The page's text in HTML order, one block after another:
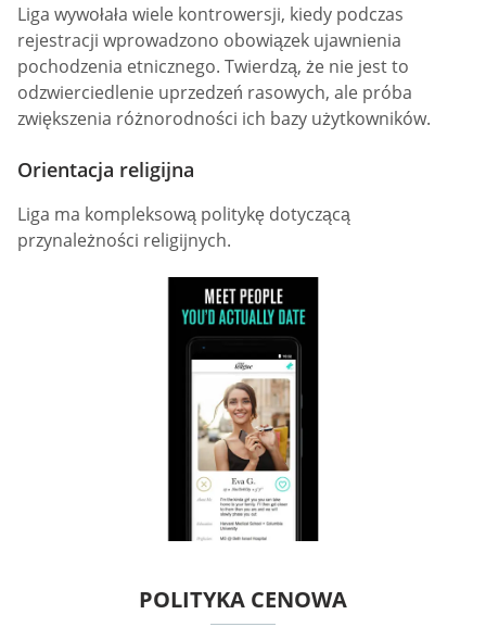
Liga wywołała wiele kontrowersji, kiedy podczas
rejestracji wprowadzono obowiązek ujawnienia
pochodzenia etnicznego. Twierdzą, że nie jest to
odzwierciedlenie uprzedzeń rasowych, ale próba
zwiększenia różnorodności ich bazy użytkowników.
Orientacja religijna
Liga ma kompleksową politykę dotyczącą
przynależności religijnych.
POLITYKA CENOWA